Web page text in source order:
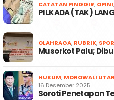
CATATAN PINGGIR, OPINI,
PILKADA (TAK)
OLAHRAGA, RUBRIK,
Musorkot Palu;
HUKUM, MOROWALI
16 Desember 2025
Soroti Penetapan